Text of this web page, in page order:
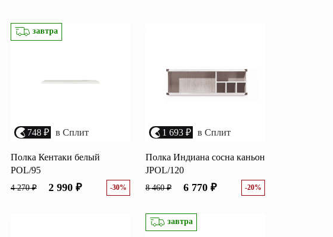
Комбинированные
комоды
завтра
748 ₽ в Сплит
Полка Кентаки белый
POL/95
4 270 ₽ 2 990 ₽ -30%
1 693 ₽ в Сплит
Полка Индиана сосна каньон
JPOL/120
8 460 ₽ 6 770 ₽ -20%
завтра